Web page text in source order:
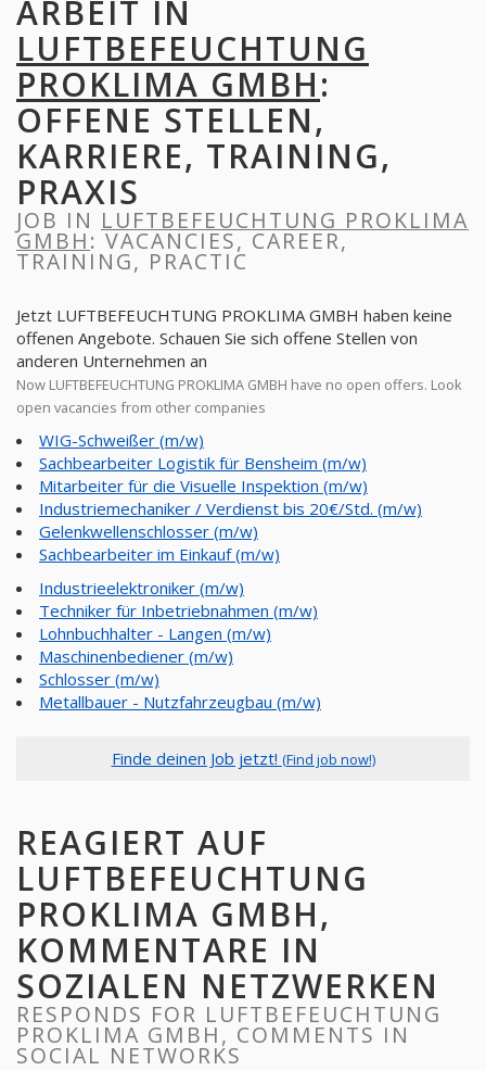
ARBEIT IN
LUFTBEFEUCHTUNG
PROKLIMA GMBH:
OFFENE STELLEN,
KARRIERE, TRAINING,
PRAXIS
JOB IN LUFTBEFEUCHTUNG PROKLIMA
GMBH: VACANCIES, CAREER,
TRAINING, PRACTIC
Jetzt LUFTBEFEUCHTUNG PROKLIMA GMBH haben keine
offenen Angebote. Schauen Sie sich offene Stellen von
anderen Unternehmen an
Now LUFTBEFEUCHTUNG PROKLIMA GMBH have no open offers. Look
open vacancies from other companies
WIG-Schweißer (m/w)
Sachbearbeiter Logistik für Bensheim (m/w)
Mitarbeiter für die Visuelle Inspektion (m/w)
Industriemechaniker / Verdienst bis 20€/Std. (m/w)
Gelenkwellenschlosser (m/w)
Sachbearbeiter im Einkauf (m/w)
Industrieelektroniker (m/w)
Techniker für Inbetriebnahmen (m/w)
Lohnbuchhalter - Langen (m/w)
Maschinenbediener (m/w)
Schlosser (m/w)
Metallbauer - Nutzfahrzeugbau (m/w)
Finde deinen Job jetzt! (Find job now!)
REAGIERT AUF
LUFTBEFEUCHTUNG
PROKLIMA GMBH,
KOMMENTARE IN
SOZIALEN NETZWERKEN
RESPONDS FOR LUFTBEFEUCHTUNG
PROKLIMA GMBH, COMMENTS IN
SOCIAL NETWORKS